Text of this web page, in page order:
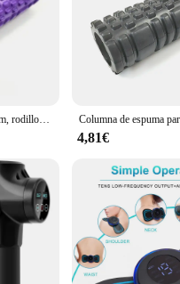
Columna de Yoga de 26cm, rodillo de espuma para gimnasio, Fitness, Pilates, ejercicio, rodillo de masaje de espalda, ladrillo de Yoga, equipo de Fitness para el hogar
4,81€